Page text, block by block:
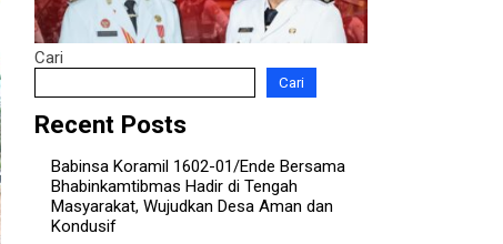
Cari
Cari
Recent Posts
Babinsa Koramil 1602-01/Ende Bersama
Bhabinkamtibmas Hadir di Tengah
Masyarakat, Wujudkan Desa Aman dan
Kondusif